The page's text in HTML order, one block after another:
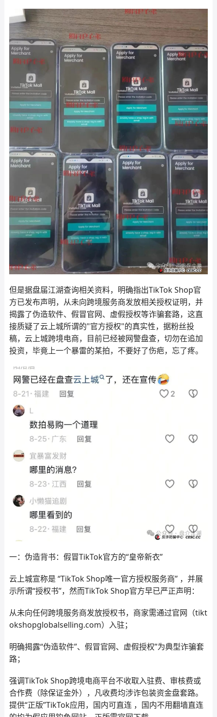
但是据盘届江湖查询相关资料，明确指出TikTok Shop官
方已发布声明，从未向跨境服务商发放相关授权证明，并
揭露了伪造软件、假冒官网、虚假授权等诈骗套路，这直
接质疑了云上城所谓的"官方授权"的真实性，据粉丝投
稿，云上城跨境电商，目前已经被网警盘查，切勿在追加
投资，毕竟上一个暴雷的某拍，不要好了伤疤，忘了疼。
一：伪造背书：假冒TikTok官方的“皇帝新衣”
云上城宣称是 “TikTok Shop唯一官方授权服务商” ，并展
示所谓“授权书”，然而TikTok Shop官方早已严正声明：
从未向任何跨境服务商发放授权书，商家需通过官网（tikt
okshopglobalselling.com）入驻；
明确揭露“伪造软件”、假冒官网、虚假授权”为典型诈骗套
路；
强调TikTok Shop跨境电商平台不收取入驻费、审核费或
合作费（除保证金外），凡收费均涉诈包装资金盘套路。
提供“正版”TikTok应用，国内可直连 ，国内不用翻墙直连